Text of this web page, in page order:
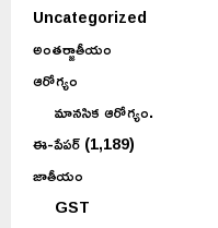
Uncategorized
అంతర్జాతీయం
ఆరోగ్యం
మానసిక ఆరోగ్యం.
ఈ-పేపర్(1,189)
జాతీయం
GST